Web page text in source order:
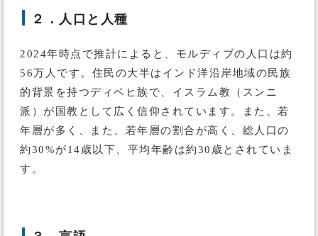
２．人口と人種
2024年時点で推計によると、モルディブの人口は約
56万人です。住民の大半はインド洋沿岸地域の民族
的背景を持つディベヒ族で、イスラム教（スンニ
派）が国教として広く信仰されています。また、若
年層が多く、また、若年層の割合が高く、総人口の
約30%が14歳以下、平均年齢は約30歳とされていま
す。